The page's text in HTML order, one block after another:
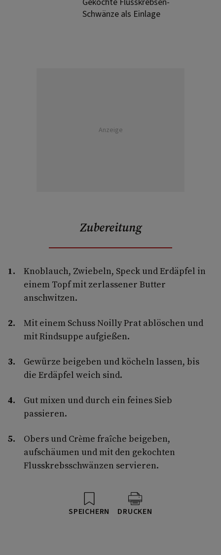
Schwänze als Einlage
Anzeige
Zubereitung
Knoblauch, Zwiebeln, Speck und Erdäpfel in
einem Topf mit zerlassener Butter
anschwitzen.
Mit einem Schuss Noilly Prat ablöschen und
mit Rindsuppe aufgießen.
Gewürze beigeben und köcheln lassen, bis
die Erdäpfel weich sind.
Gut mixen und durch ein feines Sieb
passieren.
Obers und Crème fraîche beigeben,
aufschäumen und mit den gekochten
Flusskrebsschwänzen servieren.
SPEICHERN DRUCKEN